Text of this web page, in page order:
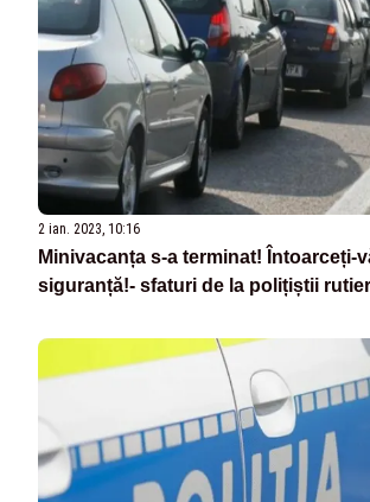
2 ian. 2023, 10:16
Minivacanța s-a terminat! Întoarceți-
siguranță!- sfaturi de la polițiștii